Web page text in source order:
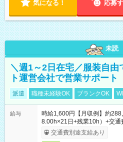
気になる！ 応募
未読
＼週1～2日在宅／服装自由
ト運営会社で営業サポート
派遣 職種未経験OK ブランクOK
給与
時給1,600円【月収例】約
8.00h×21日+残業10h）+交通
交通費別途支給あり